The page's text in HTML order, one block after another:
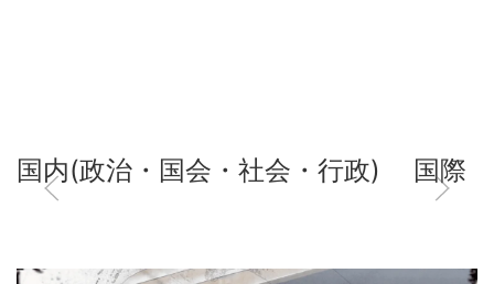
国内(政治・国会・社会・行政) 国際